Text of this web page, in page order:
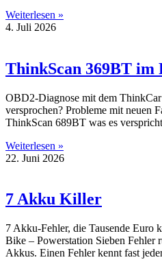
Weiterlesen »
4. Juli 2026
ThinkScan 369BT im
OBD2-Diagnose mit dem
versprochen? Probleme mit neuen
ThinkScan 689BT was es
Weiterlesen »
22. Juni 2026
7 Akku Killer
7 Akku-Fehler, die Tausende Euro
Bike – Powerstation Sieben Fehler
Akkus. Einen Fehler kennt fast